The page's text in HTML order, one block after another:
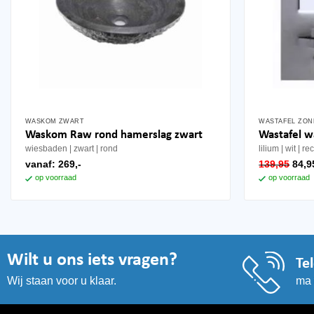
WASKOM ZWART
Waskom Raw rond hamerslag zwart
wiesbaden zwart rond
vanaf: 269,-
op voorraad
WASTAFEL
Wastafel
lilium wit
139,95
prijs
was:
op voorraad
Wilt u ons iets vragen?
Wij staan voor u klaar. ma